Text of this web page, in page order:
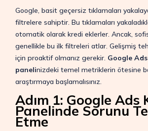
Google, basit geçersiz tıklamaları
filtrelere sahiptir. Bu tıklamaları
otomatik olarak kredi eklerler. Ancak,
genellikle bu ilk filtreleri atlar. Gelişmiş
için proaktif olmanız gerekir. Google
panelinizdeki temel metriklerin ötesine
araştırmaya başlamalısınız.
Adım 1: Google Ads
Panelinde Sorunu
Etme